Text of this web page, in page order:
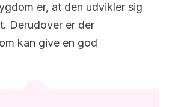
er, at den udvikler sig
Derudover er der
kan give en god